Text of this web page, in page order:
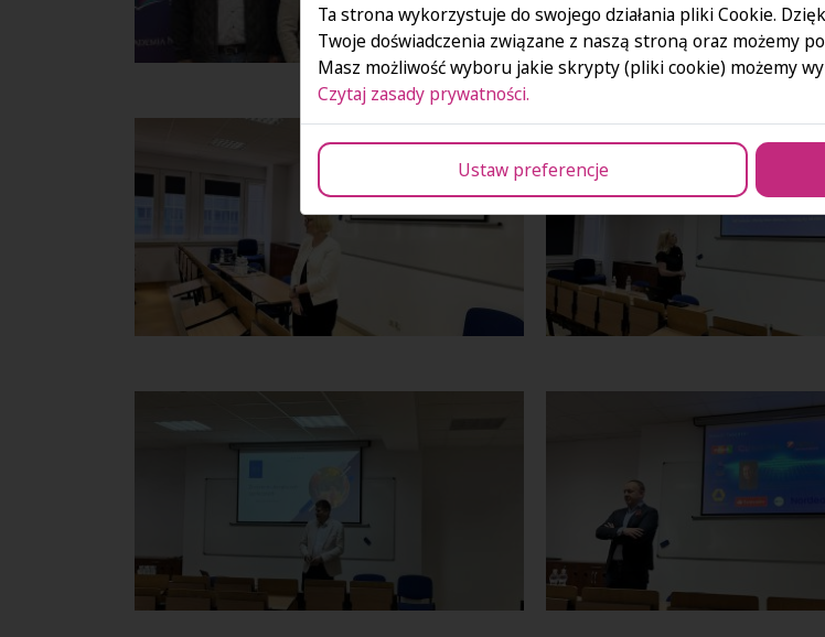
Ta strona wykorzystuje do swojego działania pliki Cookie.
Twoje doświadczenia związane z naszą stroną oraz możemy
Masz możliwość wyboru jakie skrypty (pliki cookie) możemy
Czytaj zasady prywatności.
Ustaw preferencje